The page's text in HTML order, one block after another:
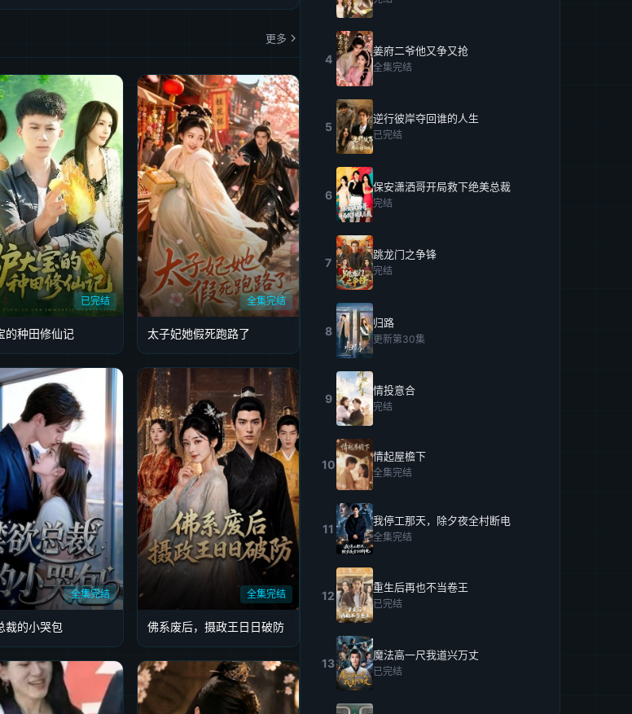
更多
已完结
的种田修仙记
全集完结
太子妃她假死跑路了
全集完结
裁的小哭包
全集完结
佛系废后，摄政王日日破防
4
姜府二爷他又争又抢
全集完结
5
逆行彼岸夺回谁的人生
已完结
6
保安潇洒哥开局救下绝美总裁
完结
7
跳龙门之争锋
完结
8
归路
更新第30集
9
情投意合
完结
10
情起屋檐下
全集完结
11
我停工那天，除夕夜全村断电
全集完结
12
重生后再也不当卷王
已完结
13
魔法高一尺我道兴万丈
已完结